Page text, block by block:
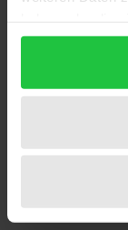
gesammelt
digitaler
u.v.m.